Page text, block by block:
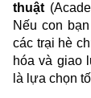
thuật
Nếu con
các trại hè
hóa và giao
là lựa chọn